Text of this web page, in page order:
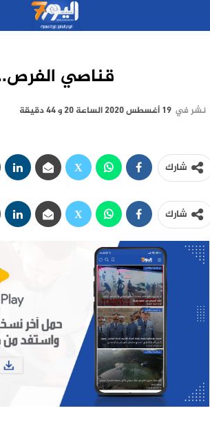
قناصي
نشر في 19 أغسطس 2020 الساعة 20 و 44 دقيقة
شارك
شارك